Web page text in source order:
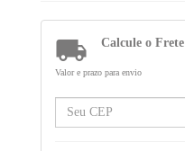
 Calcule o Frete
Valor e prazo para envio